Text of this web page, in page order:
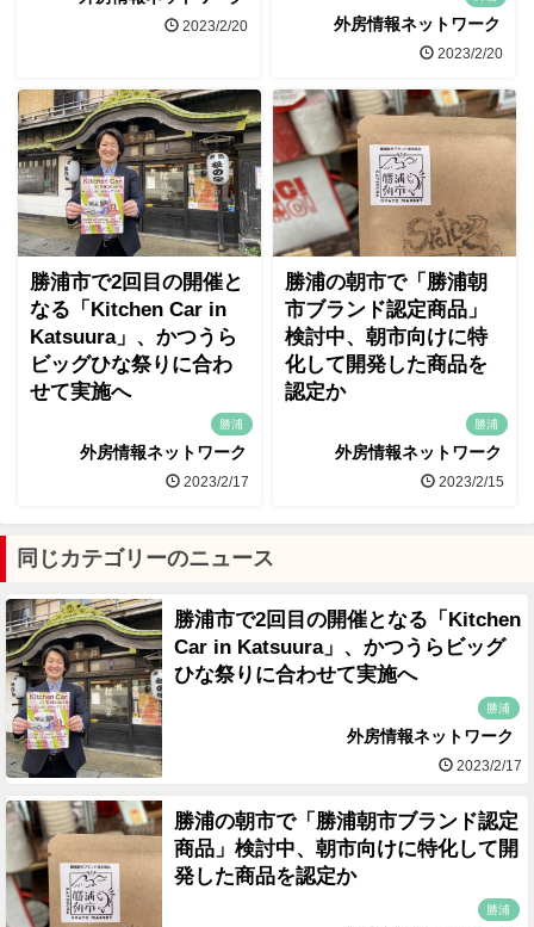
2023/2/20 外房情報ネットワーク
2023/2/20
勝浦市で2回目の開催と
なる「Kitchen Car in
Katsuura」、かつうら
ビッグひな祭りに合わ
せて実施へ
勝浦
外房情報ネットワーク
2023/2/17
勝浦の朝市で「勝浦朝
市ブランド認定商品」
検討中、朝市向けに特
化して開発した商品を
認定か
勝浦
外房情報ネットワーク
2023/2/15
同じカテゴリーのニュース
勝浦市で2回目の開催となる「Kitchen
Car in Katsuura」、かつうらビッグ
ひな祭りに合わせて実施へ
勝浦
外房情報ネットワーク
2023/2/17
勝浦の朝市で「勝浦朝市ブランド認定
商品」検討中、朝市向けに特化して開
発した商品を認定か
勝浦